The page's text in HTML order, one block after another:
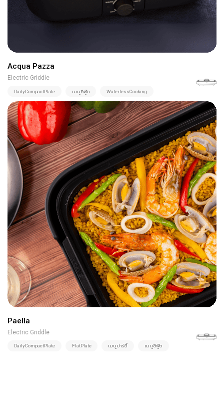
Acqua Pazza
Electric Griddle
DailyCompactPlate เมนูซีฟู๊ด WaterlessCooking
Paella
Electric Griddle
DailyCompactPlate FlatPlate เมนูปาร์ตี้ เมนูซีฟู๊ด